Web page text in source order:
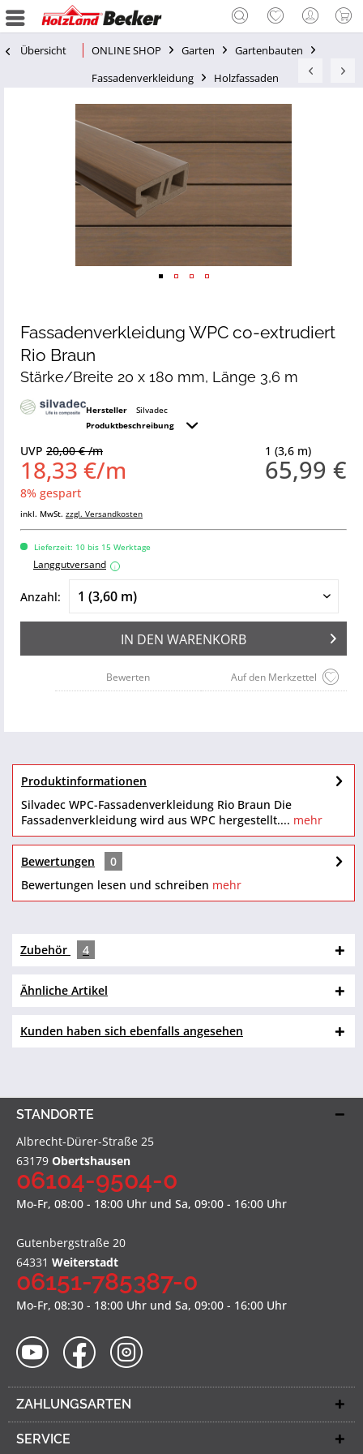
Übersicht ONLINE SHOP Garten
Gartenbauten
Fassadenverkleidung
Holzfassaden
Fassadenverkleidung WPC co-extrudiert
Rio Braun
Stärke/Breite 20 x 180 mm, Länge 3,6 m
Hersteller
Silvadec
Produktbeschreibung
1 (3,6 m)
65,99 €
UVP 20,00 € /m
18,33 €/m
8% gespart
inkl. MwSt. zzgl. Versandkosten
Lieferzeit: 10 bis 15 Werktage
Langgutversand i
Anzahl:
IN DEN WARENKORB
Auf den Merkzettel
Bewerten
Produktinformationen
Silvadec WPC-Fassadenverkleidung Rio Braun Die
Fassadenverkleidung wird aus WPC hergestellt.... mehr
Bewertungen
0
Bewertungen lesen und schreiben mehr
Zubehör 4
Ähnliche Artikel
Kunden haben sich ebenfalls angesehen
STANDORTE
Albrecht-Dürer-Straße 25
63179 Obertshausen
06104-9504-0
Mo-Fr, 08:00 - 18:00 Uhr und Sa, 09:00 - 16:00 Uhr
Gutenbergstraße 20
64331 Weiterstadt
06151-785387-0
Mo-Fr, 08:30 - 18:00 Uhr und Sa, 09:00 - 16:00 Uhr
ZAHLUNGSARTEN
SERVICE